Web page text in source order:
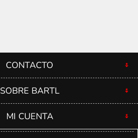
CONTACTO
SOBRE BARTL
MI CUENTA